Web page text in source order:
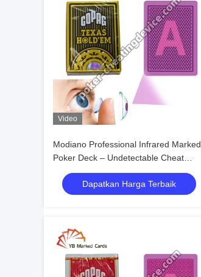
Video
Modiano Professional Infrared Marked
Poker Deck – Undetectable Cheat
Cards
Dapatkan Harga Terbaik